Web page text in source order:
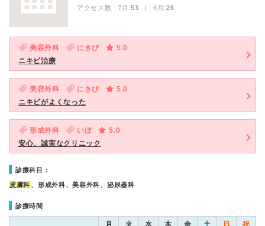
アクセス数 7月:53 | 6月:26
美容外科 にきび
5.0
ニキビ治療
美容外科 にきび
5.0
ニキビがよくなった
形成外科 いぼ
5.0
安心、誠実なクリニック
診療科目：
皮膚科 、形成外科、美容外科、泌尿器科
診療時間
月 火 水 木 金 土 日 祝